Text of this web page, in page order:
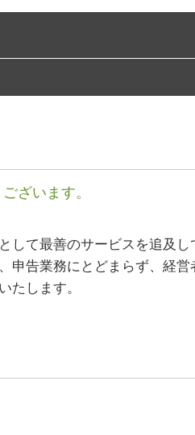
sbir とは
資本 参加
早期 経営改善 計画
ざいます。
して最善のサービスを追及
申告業務にとどまらず、経
たします。